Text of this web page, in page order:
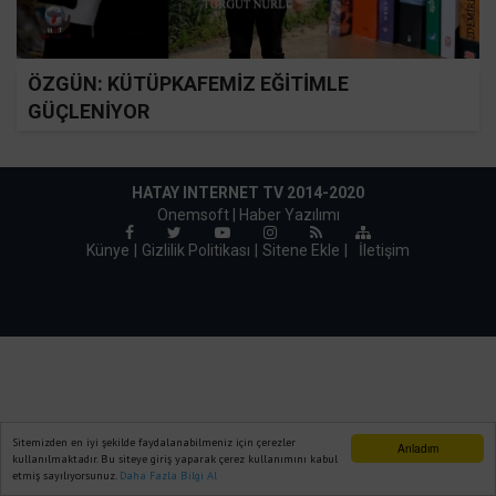
Anladım
Sitemizden en iyi şekilde faydalanabilmeniz için çerezler
kullanılmaktadır. Bu siteye giriş yaparak çerez kullanımını kabul
etmiş sayılıyorsunuz. Daha Fazla Bilgi Al
ÖZGÜN: KÜTÜPKAFEMİZ EĞİTİMLE
GÜÇLENİYOR
HATAY INTERNET TV 2014-2020
Onemsoft |
Haber Yazılımı
Künye
Gizlilik Politikası Sitene Ekle İletişim
Ana Sayfa Web TV